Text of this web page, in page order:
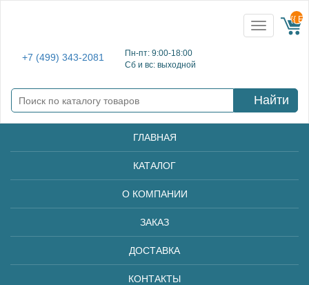
+7 (499) 343-2081
Пн-пт: 9:00-18:00
Сб и вс: выходной
Toggle
navigation
{{
Найти
ГЛАВНАЯ
КАТАЛОГ
О КОМПАНИИ
ЗАКАЗ
ДОСТАВКА
КОНТАКТЫ